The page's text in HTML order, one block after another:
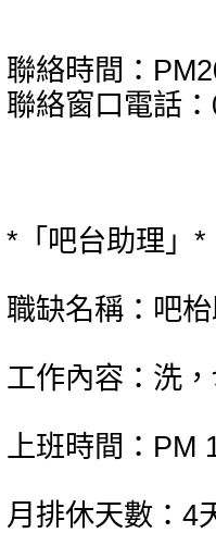
聯絡時間：
聯絡窗口電話
*「吧台助理」*
職缺名稱：吧
工作內容：洗
上班時間：
月排休天數：4